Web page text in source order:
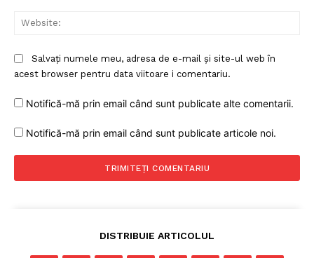
Salvați numele meu, adresa de e-mail și site-ul web în
acest browser pentru data viitoare i comentariu.
Notifică-mă prin email când sunt publicate alte comentarii.
Notifică-mă prin email când sunt publicate articole noi.
DISTRIBUIE ARTICOLUL